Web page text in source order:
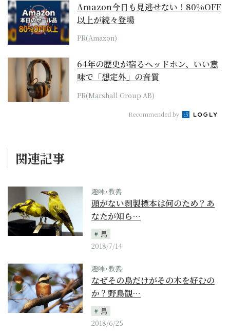
Amazon今日も見逃せない！80%OFF
以上が続々登場
PR(Amazon)
64年の歴史が宿るヘッドホン、いい意
味で「想定外」の音質
PR(Marshall Group AB)
Recommended by
関連記事
趣味･教養
頭がない剥製標本は何のため？あ
なたが知ら…
鳥
2018/7/14
趣味･教養
なぜその鳥だけがその木を好むの
か？野鳥観…
鳥
2018/6/25